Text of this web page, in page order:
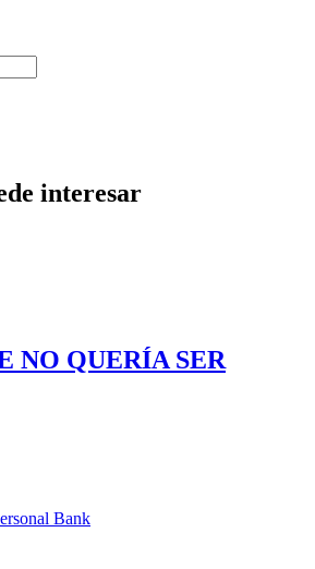
interesar
NO QUERÍA SER